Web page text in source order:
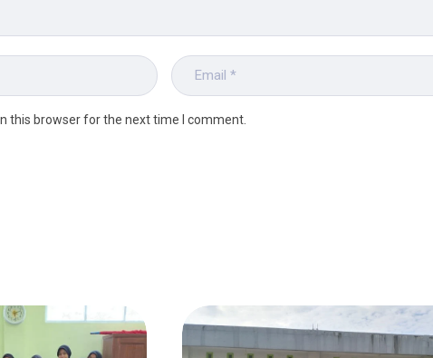
this browser for the next time I comment.